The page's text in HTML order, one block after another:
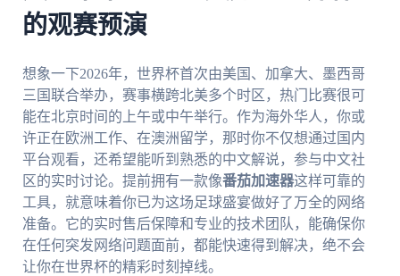
的观赛预演
想象一下2026年，世界杯首次由美国、加拿大、墨西哥
三国联合举办，赛事横跨北美多个时区，热门比赛很可
能在北京时间的上午或中午举行。作为海外华人，你或
许正在欧洲工作、在澳洲留学，那时你不仅想通过国内
平台观看，还希望能听到熟悉的中文解说，参与中文社
区的实时讨论。提前拥有一款像番茄加速器这样可靠的
工具，就意味着你已为这场足球盛宴做好了万全的网络
准备。它的实时售后保障和专业的技术团队，能确保你
在任何突发网络问题面前，都能快速得到解决，绝不会
让你在世界杯的精彩时刻掉线。